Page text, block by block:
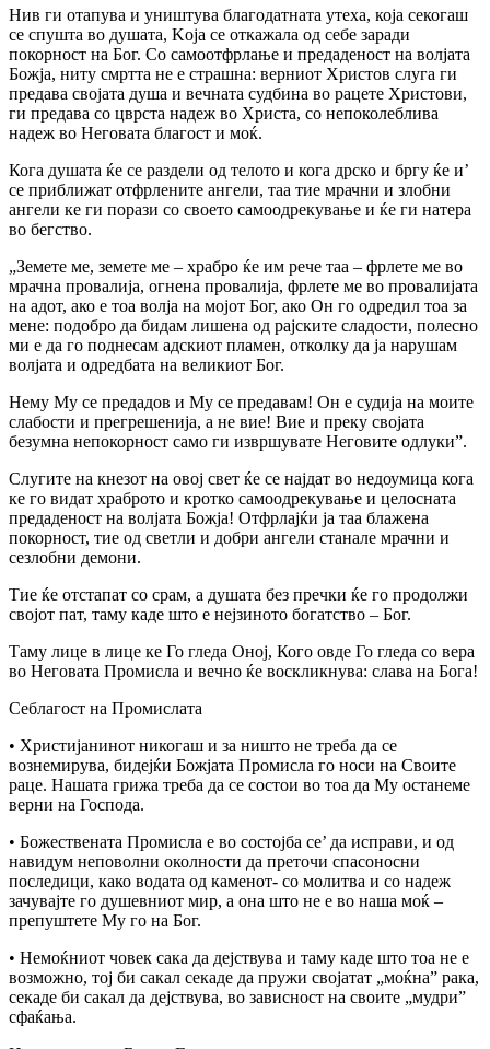
Нив ги отапува и уништува благодатната утеха, која секогаш
се спушта во душата, Koja се откажала од себе заради
покорност на Бог. Со самоотфрлање и предаденост на волјата
Божја, ниту смртта не е страшна: верниот Христов слуга ги
предава својата душа и вечната судбина во рацете Христови,
ги предава со цврста надеж во Христа, со непоколеблива
надеж во Неговата благост и моќ.
Кога душата ќе се раздели од телото и кога дрско и бргу ќе и’
се приближат отфрлените ангели, таа тие мрачни и злобни
ангели ке ги порази со своето самоодрекување и ќе ги натера
во бегство.
„Земете ме, земете ме – храбро ќе им рече таа – фрлете ме во
мрачна провалија, огнена провалија, фрлете ме во провалијата
на адот, ако е тоа волја на мојот Бог, ако Он го одредил тоа за
мене: подобро да бидам лишена од рајските сладости, полесно
ми е да го поднесам адскиот пламен, отколку да jа нарушам
волјата и одредбата на великиот Бог.
Нему My се предадов и Му се предавам! Он е судија на моите
слабости и прегрешенија, а не вие! Вие и преку својата
безумна непокорност само ги извршувате Неговите одлуки”.
Слугите на кнезот на овој свет ќе се најдат во недоумица кога
ке го видат храброто и кротко самоодрекување и целосната
предаденост на волјата Божја! Отфрлајќи ја таа блажена
покорност, тие од светли и добри ангели станале мрачни и
сезлобни демони.
Тие ќе отстапат со срам, а душата без пречки ќе го продолжи
својот пат, таму каде што е нејзиното богатство – Бог.
Таму лице в лице ке Го гледа Оној, Кого овде Го гледа со вера
во Неговата Промисла и вечно ќе воскликнува: слава на Бога!
Себлагост на Промислата
• Христијанинот никогаш и за ништо не треба да се
вознемирува, бидејќи Божјата Промисла го носи на Своите
раце. Нашата грижа треба да се состои во тоа да Му останеме
верни на Господа.
• Божествената Промисла е во состојба се’ да исправи, и од
навидум неповолни околности да преточи спасоносни
последици, како водата од каменот- со молитва и со надеж
зачувајте го душевниот мир, а она што не е во наша моќ –
препуштете Му го на Бог.
• Немоќниот човек сака да дејствува и таму каде што тоа не е
возможно, тој би сакал секаде да пружи својатат „моќна” рака,
секаде би сакал да дејствува, во зависност на своите „мудри”
сфаќања.